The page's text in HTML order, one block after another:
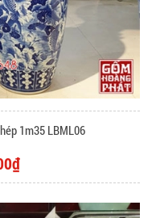
1m35 LBML06